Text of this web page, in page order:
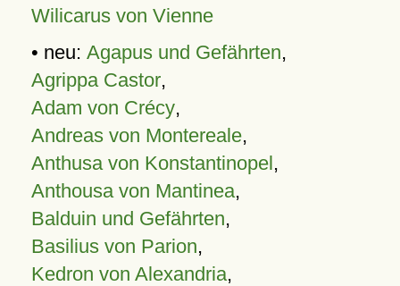
Wilicarus von Vienne
• neu: Agapus und Gefährten,
Agrippa Castor,
Adam von Crécy,
Andreas von Montereale,
Anthusa von Konstantinopel,
Anthousa von Mantinea,
Balduin und Gefährten,
Basilius von Parion,
Kedron von Alexandria,